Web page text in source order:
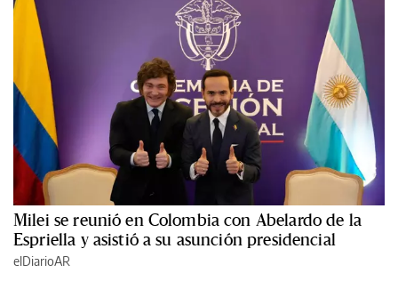
Milei se reunió en Colombia con Abelardo de la
Espriella y asistió a su asunción presidencial
elDiarioAR